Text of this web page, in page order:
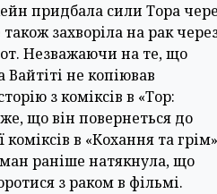
придбала сили Тора
захворіла на рак
Незважаючи на те, що
не копіював
з коміксів в «Тор:
що він повернеться до
коміксів в «Кохання та
раніше натякнула, що
з раком в фільмі.